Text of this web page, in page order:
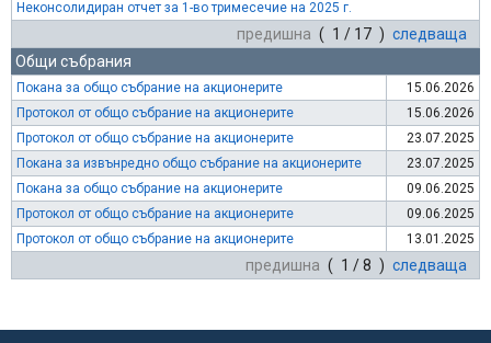
Неконсолидиран отчет за 1-во тримесечие на 2025 г.
предишна ( 1 / 17 ) следваща
Общи събрания
Покана за общо събрание на акционерите
15.06.2026
Протокол от общо събрание на акционерите
15.06.2026
Протокол от общо събрание на акционерите
23.07.2025
Покана за извънредно общо събрание на акционерите
23.07.2025
Покана за общо събрание на акционерите
09.06.2025
Протокол от общо събрание на акционерите
09.06.2025
Протокол от общо събрание на акционерите
13.01.2025
предишна ( 1 / 8 ) следваща